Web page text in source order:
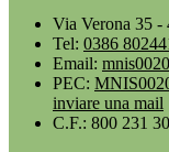
Via Verona 35
Tel: 0386
Email:
PEC:
inviare una mail
C.F.: 800 231